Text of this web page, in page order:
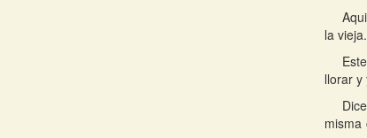
la vieja.
llorar y
misma